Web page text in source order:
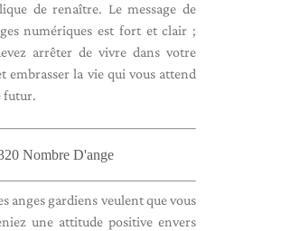
de renaître. Le message de
numériques est fort et clair ;
arrêter de vivre dans votre
embrasser la vie qui vous attend
futur.
Nombre D'ange
anges gardiens veulent que vous
une attitude positive envers